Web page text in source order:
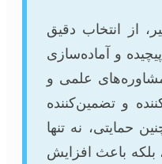
از انتخاب دقیق
و آماده‌سازی
علمی و
و تضمین‌کننده
حمایتی، نه تنها
بلکه باعث افزایش